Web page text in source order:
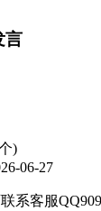
言
)
06-27
系客服